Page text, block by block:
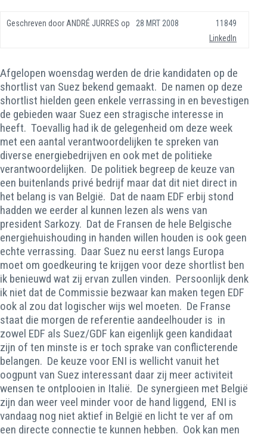
Geschreven door ANDRÉ JURRES op 28 MRT 2008
11849
LinkedIn
Afgelopen woensdag werden de drie kandidaten op de
shortlist van Suez bekend gemaakt. De namen op deze
shortlist hielden geen enkele verrassing in en bevestigen
de gebieden waar Suez een stragische interesse in
heeft. Toevallig had ik de gelegenheid om deze week
met een aantal verantwoordelijken te spreken van
diverse energiebedrijven en ook met de politieke
verantwoordelijken. De politiek begreep de keuze van
een buitenlands privé bedrijf maar dat dit niet direct in
het belang is van België. Dat de naam EDF erbij stond
hadden we eerder al kunnen lezen als wens van
president Sarkozy. Dat de Fransen de hele Belgische
energiehuishouding in handen willen houden is ook geen
echte verrassing. Daar Suez nu eerst langs Europa
moet om goedkeuring te krijgen voor deze shortlist ben
ik benieuwd wat zij ervan zullen vinden. Persoonlijk denk
ik niet dat de Commissie bezwaar kan maken tegen EDF
ook al zou dat logischer wijs wel moeten. De Franse
staat die morgen de referentie aandeelhouder is in
zowel EDF als Suez/GDF kan eigenlijk geen kandidaat
zijn of ten minste is er toch sprake van conflicterende
belangen. De keuze voor ENI is wellicht vanuit het
oogpunt van Suez interessant daar zij meer activiteit
wensen te ontplooien in Italië. De synergieen met België
zijn dan weer veel minder voor de hand liggend, ENI is
vandaag nog niet aktief in België en licht te ver af om
een directe connectie te kunnen hebben. Ook kan men